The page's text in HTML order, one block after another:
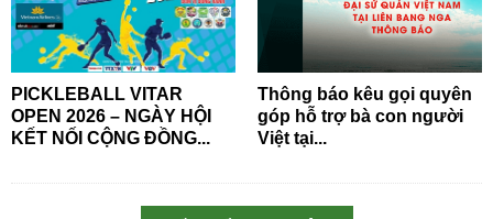
PICKLEBALL VITAR
OPEN 2026 – NGÀY HỘI
KẾT NỐI CỘNG ĐỒNG...
Thông báo kêu gọi quyên
góp hỗ trợ bà con người
Việt tại...